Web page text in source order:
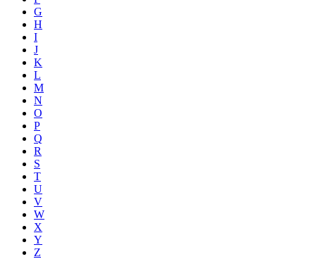
G
H
I
J
K
L
M
N
O
P
Q
R
S
T
U
V
W
X
Y
Z